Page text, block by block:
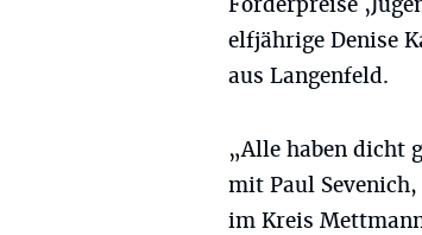
elfjährige Denise
aus Langenfeld.
„Alle haben dicht
mit Paul Sevenich,
im Kreis